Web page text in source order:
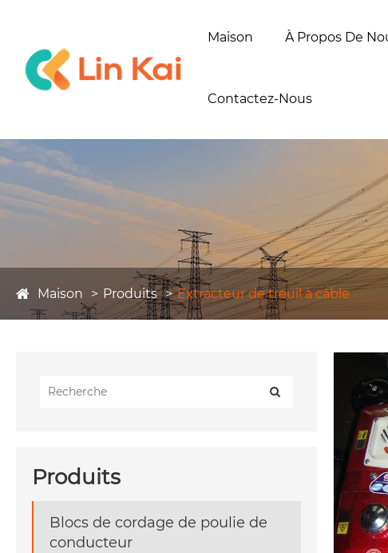
Maison À Propos De
Contactez-Nous
Maison Produits Extracteur de treuil à câble
Produits
Blocs de cordage de poulie de
conducteur